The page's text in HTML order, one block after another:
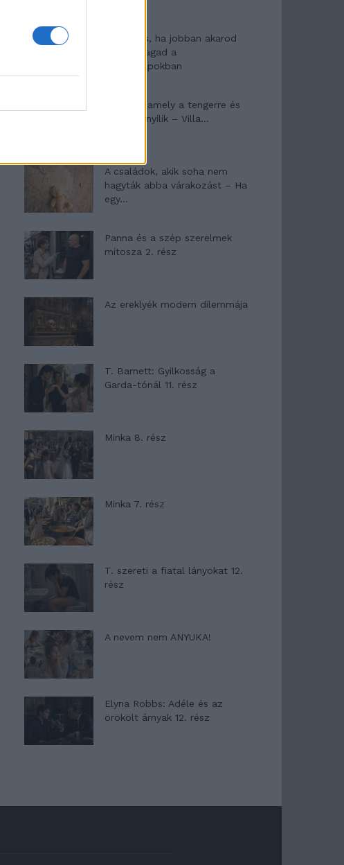
10 tanács, ha jobban akarod
érezni magad a
hétköznapokban
Egy ház, amely a tengerre és
a fényre nyílik – Villa...
A családok, akik soha nem
hagyták abba várakozást – Ha
egy...
Panna és a szép szerelmek
mítosza 2. rész
Az ereklyék modern dilemmája
T. Barnett: Gyilkosság a
Garda-tónál 11. rész
Minka 8. rész
Minka 7. rész
T. szereti a fiatal lányokat 12.
rész
A nevem nem ANYUKA!
Elyna Robbs: Adéle és az
örökölt árnyak 12. rész